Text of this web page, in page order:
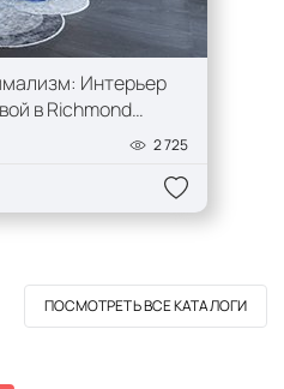
Интерьер
в Richmond
2 725
ПОСМОТРЕТЬ ВСЕ КАТАЛОГИ